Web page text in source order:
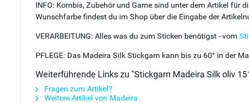
INFO: Kombis, Zubehör und Garne sind unter dem Artikel für
Wunschfarbe findest du im Shop über die Eingabe der
VERARBEITUNG: Alles was du zum Sticken benötigst - vom
PFLEGE: Das Madeira Silk Stickgarn kann bis zu 60° in der
Weiterführende Links zu "Stickgarn Madeira Silk oliv
Fragen zum Artikel?
Weitere Artikel von Madeira